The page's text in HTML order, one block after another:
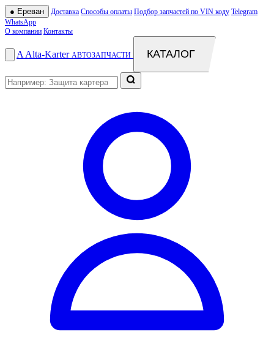
● Ереван Доставка Способы оплаты Подбор запчастей по VIN коду Telegram
WhatsApp
О компании Контакты
A Alta-Karter АВТОЗАПЧАСТИ КАТАЛОГ